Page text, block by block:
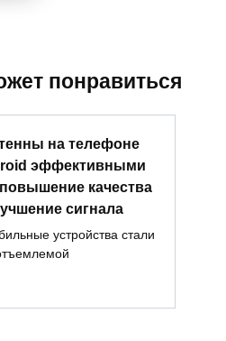
понравиться
на телефоне
эффективными
качества
сигнала
устройства стали